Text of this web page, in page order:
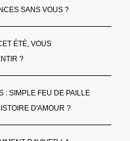
SANS VOUS ?
ÉTÉ, VOUS
?
: SIMPLE FEU DE PAILLE
D'AMOUR ?